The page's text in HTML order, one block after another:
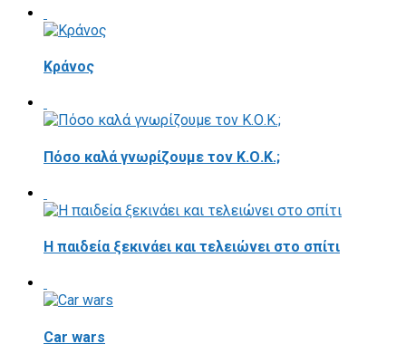
Κράνος
Πόσο καλά γνωρίζουμε τον Κ.Ο.Κ.;
Η παιδεία ξεκινάει και τελειώνει στο σπίτι
Car wars